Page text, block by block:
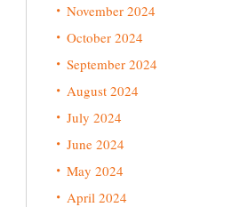
November 2024
October 2024
September 2024
August 2024
July 2024
June 2024
May 2024
April 2024